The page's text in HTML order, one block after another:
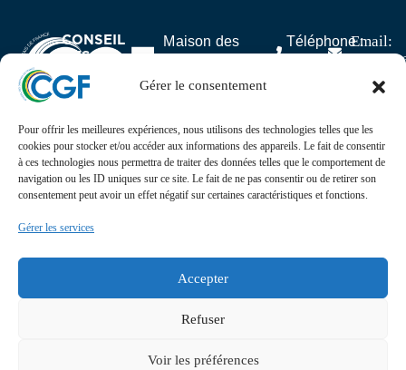
Gérer le consentement
Pour offrir les meilleures expériences, nous utilisons des technologies telles que les
cookies pour stocker et/ou accéder aux informations des appareils. Le fait de consentir
à ces technologies nous permettra de traiter des données telles que le comportement de
navigation ou les ID uniques sur ce site. Le fait de ne pas consentir ou de retirer son
consentement peut avoir un effet négatif sur certaines caractéristiques et fonctions.
Gérer les services
Accepter
Refuser
Voir les préférences
CONSEIL
DES
GABONAIS
DE FRANCE
Maison des
25 rue Lantiez,
Téléphone :Email:
Actualités
Suivez l’actualité, l’agenda, les projets et les
événements du Conseil des Gabonais de France sur nos
réseaux sociaux
CGF © 2024. Conçu et développé par